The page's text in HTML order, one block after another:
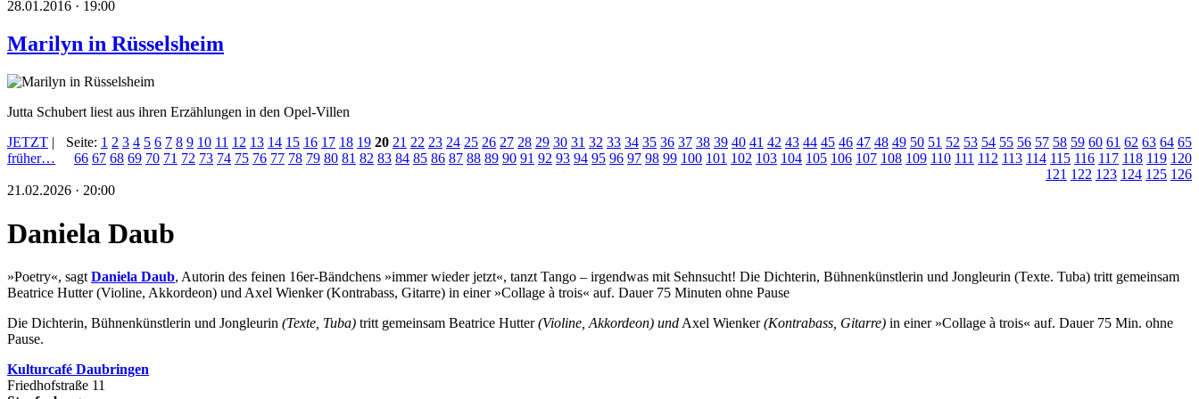
28.01.2016 · 19:00
Marilyn in Rüsselsheim
Jutta Schubert liest aus ihren Erzählungen in den Opel-Villen
JETZT |
früher…
Seite: 1 2 3 4 5 6 7 8 9 10 11 12 13 14 15 16 17 18 19 20 21 22 23 24 25 26 27 28 29 30 31 32 33 34 35 36 37 38 39 40 41 42 43 44 45 46 47 48 49 50 51 52 53 54 55 56 57 58 59 60 61 62 63 64 65
66 67 68 69 70 71 72 73 74 75 76 77 78 79 80 81 82 83 84 85 86 87 88 89 90 91 92 93 94 95 96 97 98 99 100 101 102 103 104 105 106 107 108 109 110 111 112 113 114 115 116 117 118 119 120
121 122 123 124 125 126
21.02.2026 · 20:00
Daniela Daub
»Poetry«, sagtDaniela Daub, Autorin des feinen 16er-Bändchens »immer wieder jetzt«, tanzt Tango – irgendwas mit Sehnsucht! Die Dichterin, Bühnenkünstlerin und Jongleurin (Texte. Tuba) tritt gemeinsam
Beatrice Hutter (Violine, Akkordeon) und Axel Wienker (Kontrabass, Gitarre) in einer »Collage à trois« auf. Dauer 75 Minuten ohne Pause
Die Dichterin, Bühnenkünstlerin und Jongleurin (Texte, Tuba) tritt gemeinsam Beatrice Hutter(Violine, Akkordeon) undAxel Wienker(Kontrabass, Gitarre) in einer »Collage à trois« auf. Dauer 75 Min. ohne
Pause.
Kulturcafé Daubringen
Friedhofstraße 11